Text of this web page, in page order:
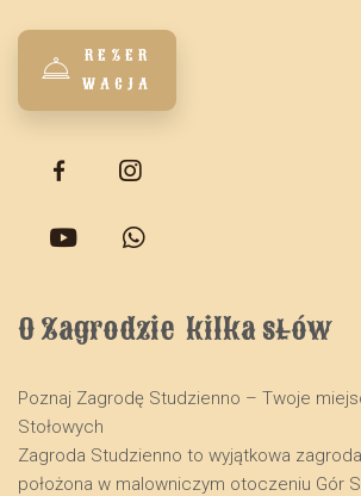
O Zagrodzie  kilka słów
Poznaj Zagrodę Studzienno – Twoje
Stołowych
​Zagroda Studzienno to wyjątkowa
położona w malowniczym otoczeniu Gór
REZER
WACJA